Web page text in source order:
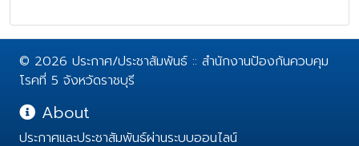
© 2026 ประกาศ/ประชาสัมพันธ์ :: สำนักงานป้องกันควบคุม
โรคที่ 5 จังหวัดราชบุรี
About
ประกาศและประชาสัมพันธ์ผ่านระบบออนไลน์